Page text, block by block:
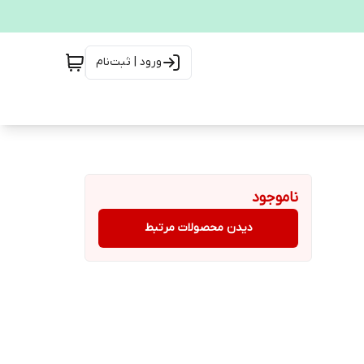
ورود | ثبت‌نام
ناموجود
دیدن محصولات مرتبط